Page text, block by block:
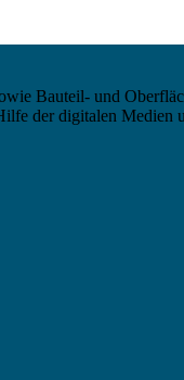
Bauteil- und
der digitalen